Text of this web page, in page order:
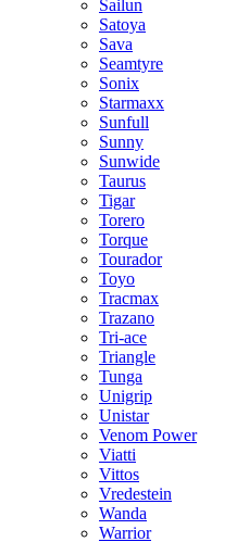
Sailun
Satoya
Sava
Seamtyre
Sonix
Starmaxx
Sunfull
Sunny
Sunwide
Taurus
Tigar
Torero
Torque
Tourador
Toyo
Tracmax
Trazano
Tri-ace
Triangle
Tunga
Unigrip
Unistar
Venom Power
Viatti
Vittos
Vredestein
Wanda
Warrior